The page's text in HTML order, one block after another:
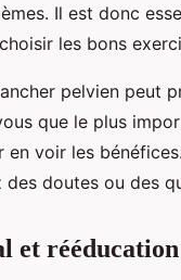
Il est donc
les bons
pelvien peut
que le plus
voir les
des doutes ou des
et